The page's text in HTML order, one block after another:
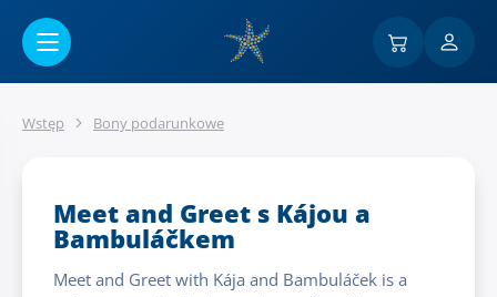
Wstęp Bony podarunkowe
Meet and Greet s Kájou a
Bambuláčkem
Meet and Greet with Kája and Bambuláček is a